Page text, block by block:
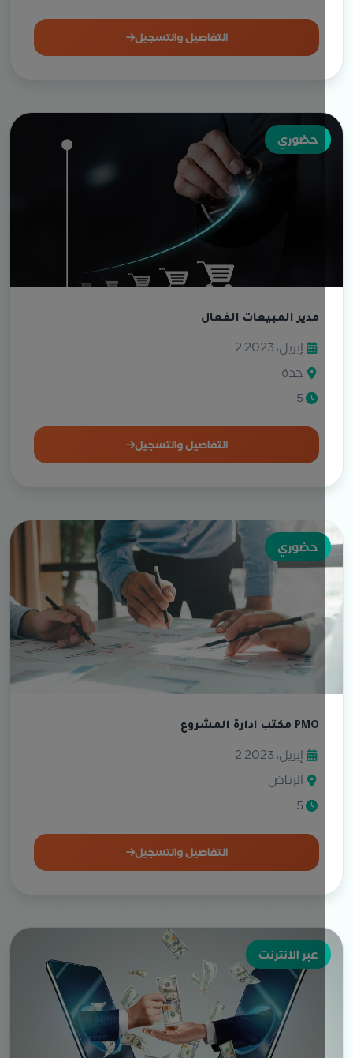
التفاصيل والتسجيل
حضوري
مدير المبيعات الفعال
2 إبريل، 2023
جدة
التفاصيل والتسجيل
حضوري
2 إبريل، 2023
الرياض
التفاصيل والتسجيل
عبر الانترنت